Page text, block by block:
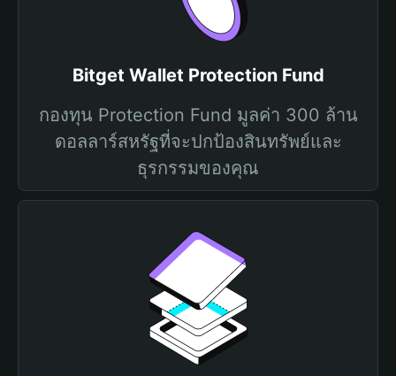
Bitget Wallet Protection Fund
กองทุน Protection Fund มูลค่า 300 ล้าน
ดอลลาร์สหรัฐที่จะปกป้องสินทรัพย์และ
ธุรกรรมของคุณ